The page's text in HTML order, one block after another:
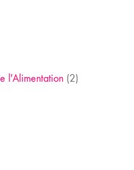
l'Alimentation (2)